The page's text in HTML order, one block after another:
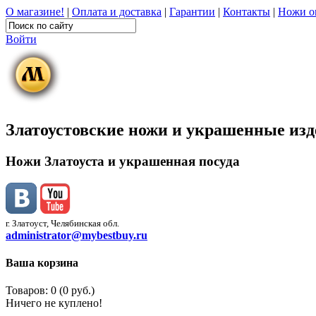
О магазине! | Оплата и доставка | Гарантии | Контакты | Ножи
Войти
Златоустовские ножи и украшенные
Ножи Златоуста и украшенная посуда
г. Златоуст, Челябинская обл.
administrator@mybestbuy.ru
Ваша корзина
Товаров: 0 (0 руб.)
Ничего не куплено!